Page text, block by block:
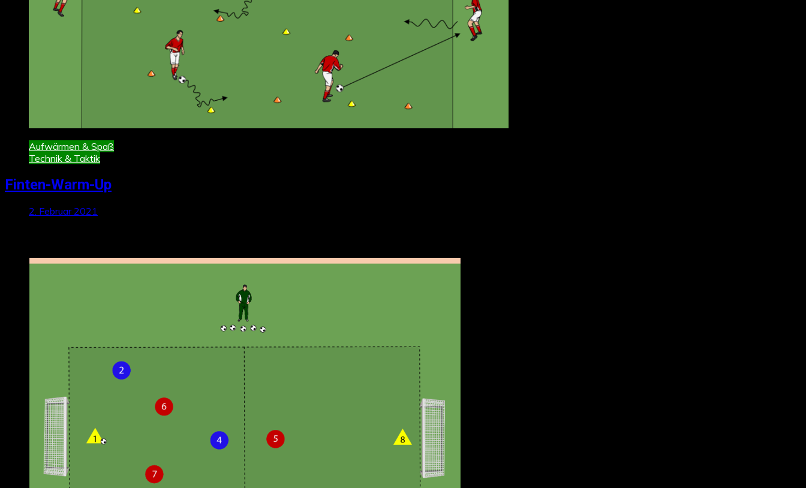
Aufwärmen & Spaß
Technik & Taktik
Finten-Warm-Up
2. Februar 2021